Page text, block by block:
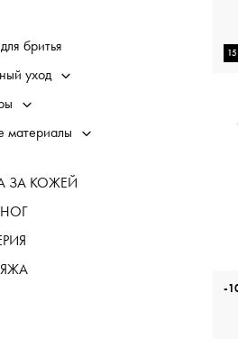
бритья
уход
материалы
ЗА КОЖЕЙ
-